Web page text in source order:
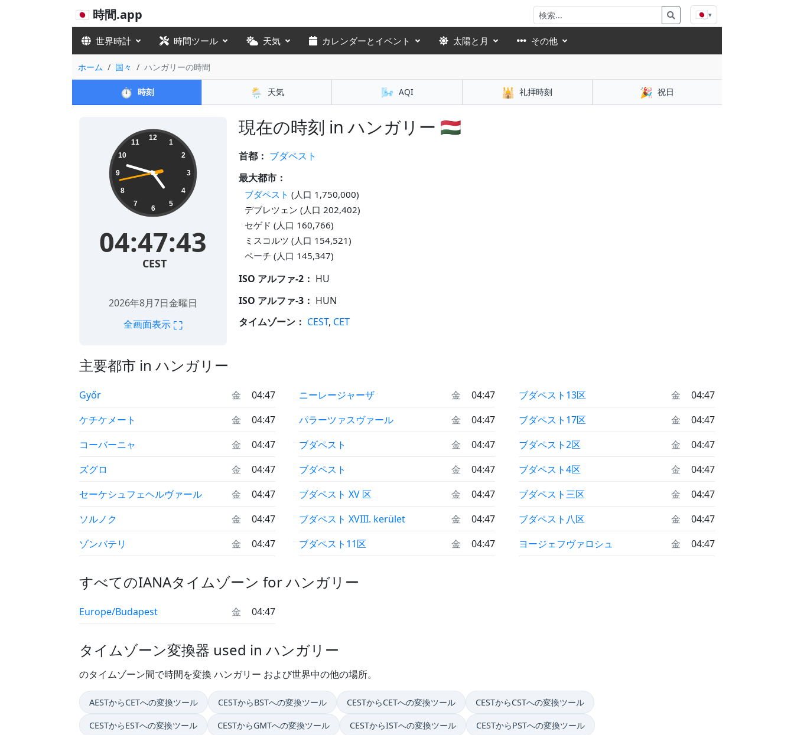
🇯🇵 時間.app 🇯🇵▾
世界時計 時間ツール 天気 カレンダーとイベント 太陽と月 その他
ホーム 国々 ハンガリーの時間
⏱️ 時刻 🌦️ 天気 🌬️ AQI 🕌 礼拝時刻 🎉 祝日
現在の時刻 in ハンガリー 🇭🇺
12
1
2
3
4
5
6
7
8
9
10
11
04:47:44
CEST
2026年8月7日金曜日
全画面表示 ⛶
首都： ブダペスト
最大都市：
ブダペスト (人口 1,750,000)
デブレツェン (人口 202,402)
セゲド (人口 160,766)
ミスコルツ (人口 154,521)
ペーチ (人口 145,347)
ISO アルファ-2： HU
ISO アルファ-3： HUN
タイムゾーン： CEST, CET
主要都市 in ハンガリー
Győr 金
04:47
ケチケメート
金
04:47
コーバーニャ
金
04:47
ズグロ
金
04:47
セーケシュフェヘルヴァール
金
04:47
ソルノク
金
04:47
ゾンバテリ
金 04:47
ニーレージャーザ 金
04:47
パラーツァスヴァール
金
04:47
ブダペスト
金
04:47
ブダペスト
金
04:47
ブダペスト XV 区
金
04:47
ブダペスト XVIII. kerület
金
04:47
ブダペスト11区
金 04:47
ブダペスト13区 金
04:47
ブダペスト17区
金
04:47
ブダペスト2区
金
04:47
ブダペスト4区
金
04:47
ブダペスト三区
金
04:47
ブダペスト八区
金
04:47
ヨージェフヴァロシュ
金 04:47
すべてのIANAタイムゾーン for ハンガリー
Europe/Budapest 金 04:47
タイムゾーン変換器 used in ハンガリー
のタイムゾーン間で時間を変換 ハンガリー および世界中の他の場所。
AESTからCETへの変換ツール CESTからBSTへの変換ツール CESTからCETへの変換ツール CESTからCSTへの変換ツール
CESTからESTへの変換ツール CESTからGMTへの変換ツール CESTからISTへの変換ツール CESTからPSTへの変換ツール